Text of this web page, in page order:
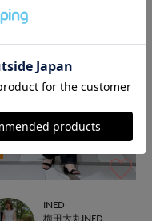
INED
梅田大丸INED